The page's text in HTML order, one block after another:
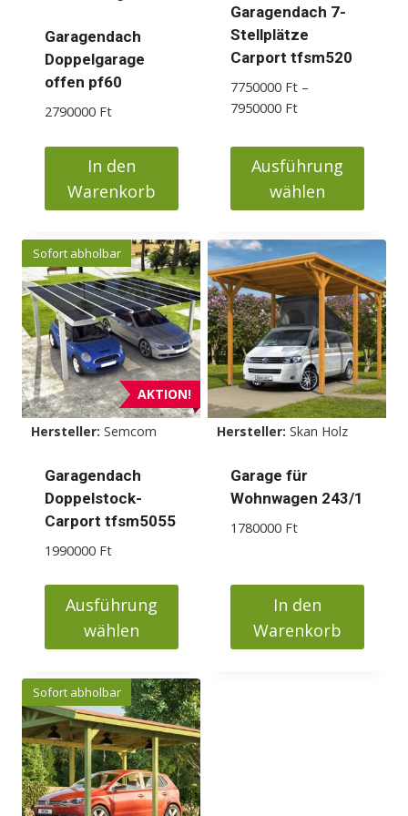
Produktseite
gewählt
werden
Produktseite
gewählt
werden
Garagendach
Doppelgarage
offen pf60
2790000 Ft
In den
Warenkorb
Garagendach 7-
Stellplätze
Carport tfsm520
7750000 Ft –
7950000 FtPreisspanne:
bis
7950000 Ft
Ausführung
wählen
Produkt
weist
mehrere
Varianten
auf.
Die
Optionen
können
auf
der
Produktseite
AKTION!
Sofort abholbar
Hersteller: Semcom
Garagendach
Doppelstock-
Carport tfsm5055
1990000 Ft
Ausführung
wählen
Produkt
weist
mehrere
Varianten
auf.
Die
Hersteller: Skan Holz
Garage für
Wohnwagen 243/1
1780000 Ft
In den
Warenkorb
Sofort abholbar